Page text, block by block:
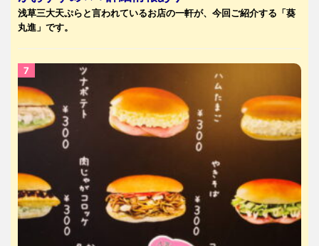
浅草三大天ぷらと言われているお店の一軒が、今回ご紹介する「葵
丸進」です。